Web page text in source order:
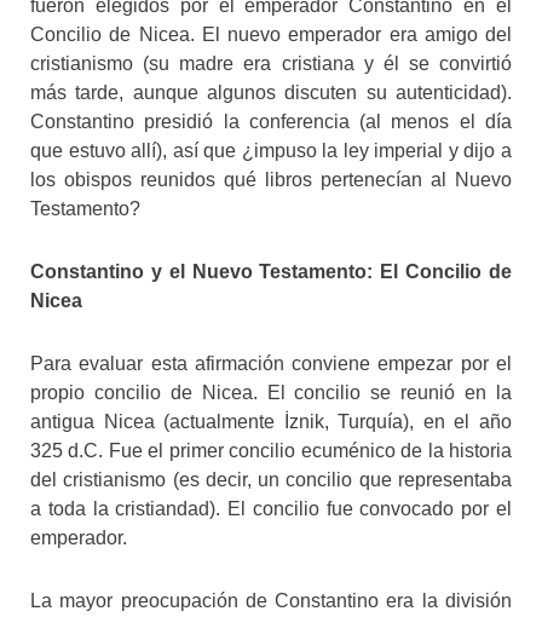
fueron elegidos por el emperador Constantino en el
Concilio de Nicea. El nuevo emperador era amigo del
cristianismo (su madre era cristiana y él se convirtió
más tarde, aunque algunos discuten su autenticidad).
Constantino presidió la conferencia (al menos el día
que estuvo allí), así que ¿impuso la ley imperial y dijo a
los obispos reunidos qué libros pertenecían al Nuevo
Testamento?
Constantino y el Nuevo Testamento: El Concilio de
Nicea
Para evaluar esta afirmación conviene empezar por el
propio concilio de Nicea. El concilio se reunió en la
antigua Nicea (actualmente İznik, Turquía), en el año
325 d.C. Fue el primer concilio ecuménico de la historia
del cristianismo (es decir, un concilio que representaba
a toda la cristiandad). El concilio fue convocado por el
emperador.
La mayor preocupación de Constantino era la división